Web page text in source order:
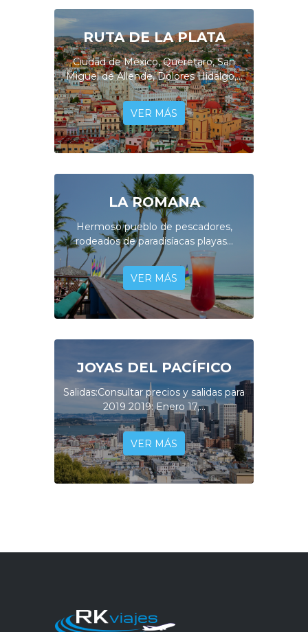
RUTA DE LA PLATA
Ciudad de México, Queretaro, San
Miguel de Allende, Dolores Hidalgo,...
VER MÁS
LA ROMANA
Hermoso pueblo de pescadores,
rodeados de paradisíacas playas...
VER MÁS
JOYAS DEL PACÍFICO
Salidas:Consultar precios y salidas para
2019 2019: Enero 17,...
VER MÁS